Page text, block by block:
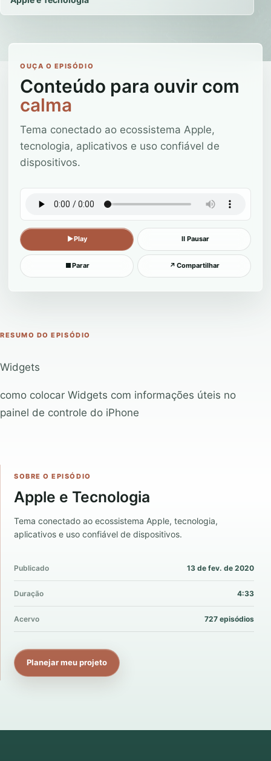
OUÇA O EPISÓDIO
Conteúdo para ouvir com
calma
Tema conectado ao ecossistema Apple,
tecnologia, aplicativos e uso confiável de
dispositivos.
▶Play Ⅱ Pausar
■Parar ↗ Compartilhar
RESUMO DO EPISÓDIO
Widgets
como colocar Widgets com informações úteis no
painel de controle do iPhone
SOBRE O EPISÓDIO
Apple e Tecnologia
Tema conectado ao ecossistema Apple, tecnologia,
aplicativos e uso confiável de dispositivos.
Publicado 13 de fev. de 2020
Duração 4:33
Acervo 727 episódios
Planejar meu projeto